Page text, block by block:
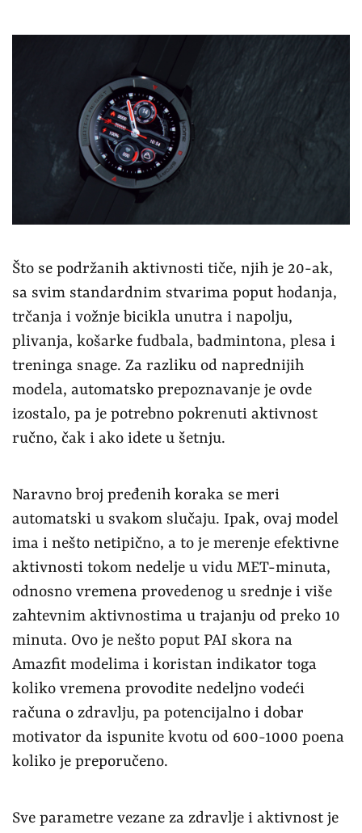
Što se podržanih aktivnosti tiče, njih je 20-ak,
sa svim standardnim stvarima poput hodanja,
trčanja i vožnje bicikla unutra i napolju,
plivanja, košarke fudbala, badmintona, plesa i
treninga snage. Za razliku od naprednijih
modela, automatsko prepoznavanje je ovde
izostalo, pa je potrebno pokrenuti aktivnost
ručno, čak i ako idete u šetnju.
Naravno broj pređenih koraka se meri
automatski u svakom slučaju. Ipak, ovaj model
ima i nešto netipično, a to je merenje efektivne
aktivnosti tokom nedelje u vidu MET-minuta,
odnosno vremena provedenog u srednje i više
zahtevnim aktivnostima u trajanju od preko 10
minuta. Ovo je nešto poput PAI skora na
Amazfit modelima i koristan indikator toga
koliko vremena provodite nedeljno vodeći
računa o zdravlju, pa potencijalno i dobar
motivator da ispunite kvotu od 600-1000 poena
koliko je preporučeno.
Sve parametre vezane za zdravlje i aktivnost je